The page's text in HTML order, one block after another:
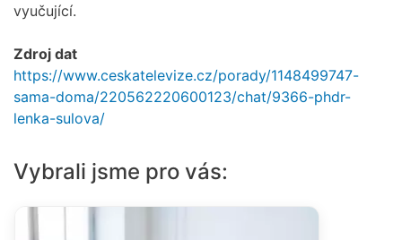
vyučující.
Zdroj dat
https://www.ceskatelevize.cz/porady/1148499747-
sama-doma/220562220600123/chat/9366-phdr-
lenka-sulova/
Vybrali jsme pro vás: